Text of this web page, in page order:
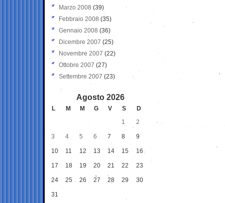
Marzo 2008 (39)
Febbraio 2008 (35)
Gennaio 2008 (36)
Dicembre 2007 (25)
Novembre 2007 (22)
Ottobre 2007 (27)
Settembre 2007 (23)
Agosto 2026
L M M G V S
D
1
2
3 4 5 6 7 8 9
10 11 12 13 14 15 16
17 18 19 20 21 22 23
24 25 26 27 28 29 30
31